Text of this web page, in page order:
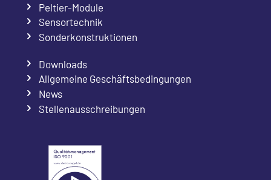
Peltier-Module
Sensortechnik
Sonderkonstruktionen
Downloads
Allgemeine Geschäftsbedingungen
News
Stellenausschreibungen